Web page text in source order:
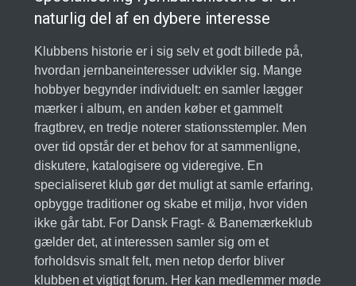
naturlig del af en dybere interesse
Klubbens historie er i sig selv et godt billede på,
hvordan jernbaneinteresser udvikler sig. Mange
hobbyer begynder individuelt: en samler lægger
mærker i album, en anden køber et gammelt
fragtbrev, en tredje noterer stationsstempler. Men
over tid opstår der et behov for at sammenligne,
diskutere, katalogisere og videregive. En
specialiseret klub gør det muligt at samle erfaring,
opbygge traditioner og skabe et miljø, hvor viden
ikke går tabt. For Dansk Fragt- & Banemærkeklub
gælder det, at interessen samler sig om et
forholdsvis smalt felt, men netop derfor bliver
klubben et vigtigt forum. Her kan medlemmer møde